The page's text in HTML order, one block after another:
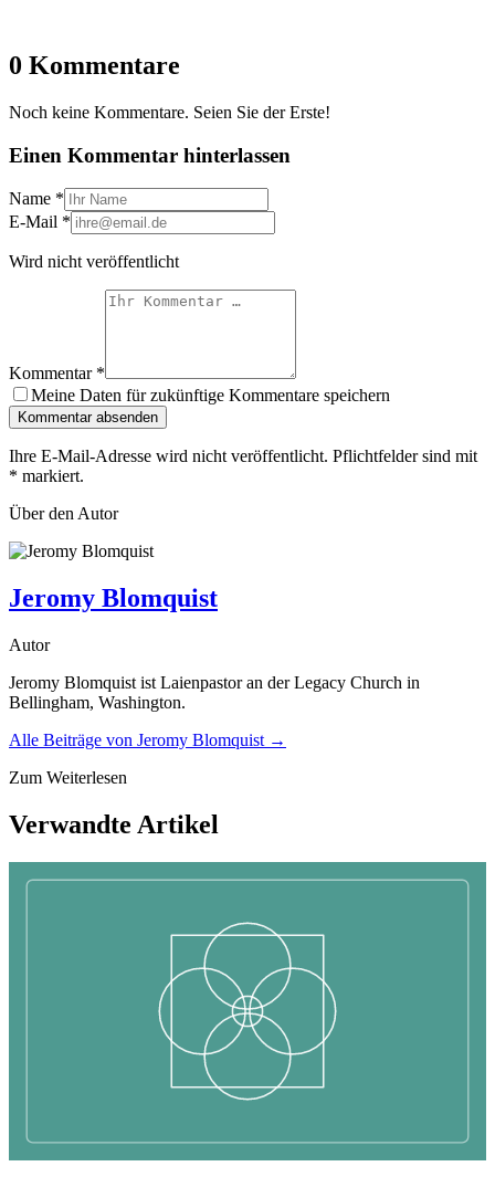
0 Kommentare
Noch keine Kommentare. Seien Sie der Erste!
Einen Kommentar hinterlassen
Name *
E-Mail *
Wird nicht veröffentlicht
Kommentar *
Meine Daten für zukünftige Kommentare speichern
Kommentar absenden
Ihre E-Mail-Adresse wird nicht veröffentlicht. Pflichtfelder sind mit
* markiert.
Über den Autor
Jeromy Blomquist
Autor
Jeromy Blomquist ist Laienpastor an der Legacy Church in
Bellingham, Washington.
Alle Beiträge von Jeromy Blomquist →
Zum Weiterlesen
Verwandte Artikel